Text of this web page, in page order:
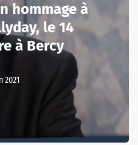
hommage à
le 14
à Bercy
2021